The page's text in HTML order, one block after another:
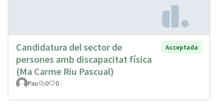
Candidatura del sector de
persones amb discapacitat física
(Ma Carme Riu Pascual)
Acceptada
Pau 0 0